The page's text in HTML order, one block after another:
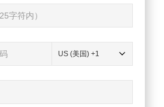
US (美国) +1